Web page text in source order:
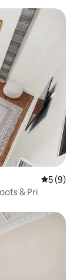
5 (9)
& Pri